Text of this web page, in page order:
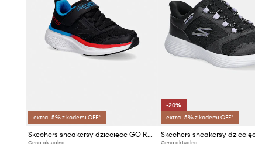
extra -5% z kodem: OFF*
Skechers sneakersy dziecięce GO RUN ELEVATE 2.0-WHERE'S MY
Cena aktualna:
-20%
extra -5% z kodem: OFF*
Cena aktualna: